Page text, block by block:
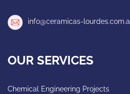
info@ceramicas-
OUR SERVICES
Chemical Engineering Projects